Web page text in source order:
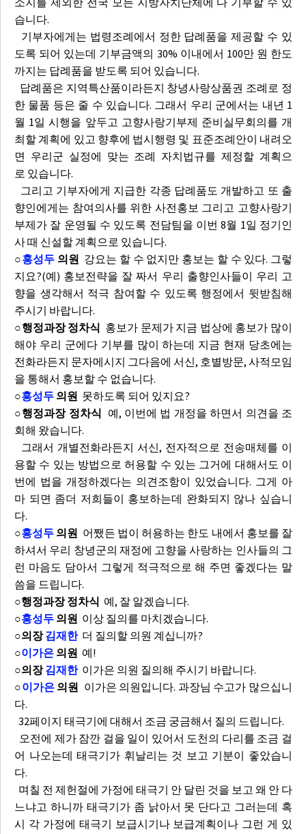
습니다.
기부자에게는 법령조례에서 정한 답례품을 제공할 수 있
도록 되어 있는데 기부금액의 30% 이내에서 100만 원 한도
까지는 답례품을 받도록 되어 있습니다.
답례품은 지역특산품이라든지 창녕사랑상품권 조례로 정
한 물품 등은 줄 수 있습니다. 그래서 우리 군에서는 내년 1
월 1일 시행을 앞두고 고향사랑기부제 준비실무회의를 개
최할 계획에 있고 향후에 법시행령 및 표준조례안이 내려오
면 우리군 실정에 맞는 조례 자치법규를 제정할 계획으
로 있습니다.
그리고 기부자에게 지급한 각종 답례품도 개발하고 또 출
향인에게는 참여의사를 위한 사전홍보 그리고 고향사랑기
부제가 잘 운영될 수 있도록 전담팀을 이번 8월 1일 정기인
사 때 신설할 계획으로 있습니다.
○홍성두의원 강요는 할 수 없지만 홍보는 할 수 있다. 그렇
지요?(예) 홍보전략을 잘 짜서 우리 출향인사들이 우리 고
향을 생각해서 적극 참여할 수 있도록 행정에서 뒷받침해
주시기 바랍니다.
○행정과장 정차식 홍보가 문제가 지금 법상에 홍보가 많이
해야 우리 군에다 기부를 많이 하는데 지금 현재 당초에는
전화라든지 문자메시지 그다음에 서신, 호별방문, 사적모임
을 통해서 홍보할 수 없습니다.
○홍성두 의원 못하도록 되어 있지요?
○행정과장 정차식 예, 이번에 법 개정을 하면서 의견을 조
회해 왔습니다.
그래서 개별전화라든지 서신, 전자적으로 전송매체를 이
용할 수 있는 방법으로 허용할 수 있는 그거에 대해서도 이
번에 법을 개정하겠다는 의견조항이 있었습니다. 그게 아
마 되면 좀더 저희들이 홍보하는데 완화되지 않나 싶습니
다.
○홍성두 의원 어쨌든 법이 허용하는 한도 내에서 홍보를 잘
하셔서 우리 창녕군의 재정에 고향을 사랑하는 인사들의 그
런 마음도 담아서 그렇게 적극적으로 해 주면 좋겠다는 말
씀을 드립니다.
○행정과장 정차식 예, 잘 알겠습니다.
○홍성두 의원 이상 질의를 마치겠습니다.
○의장김재한더 질의할 의원 계십니까?
○이가은 의원 예!
○의장김재한이가은 의원 질의해 주시기 바랍니다.
○이가은의원 이가은 의원입니다. 과장님 수고가 많으십니
다.
32페이지 태극기에 대해서 조금 궁금해서 질의 드립니다.
오전에 제가 잠깐 걸을 일이 있어서 도천의 다리를 조금 걸
어 나오는데 태극기가 휘날리는 것 보고 기분이 좋았습니
다.
며칠 전 제헌절에 가정에 태극기 안 달린 것을 보고 왜 안 다
느냐고 하니까 태극기가 좀 낡아서 못 단다고 그러는데 혹
시 각 가정에 태극기 보급시기나 보급계획이나 그런 게 있